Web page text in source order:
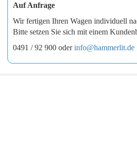
Auf Anfrage
Wir fertigen Ihren Wagen individuell
Bitte setzen Sie sich mit einem
0491 / 92 900 oderinfo@hammerlit.de